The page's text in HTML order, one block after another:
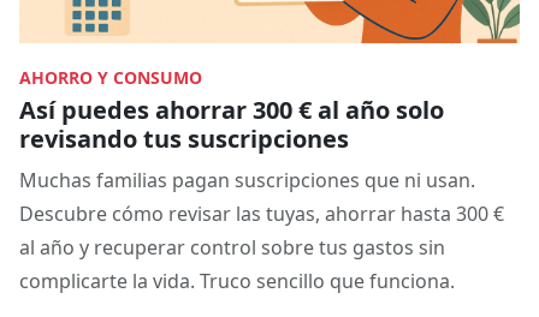
AHORRO Y CONSUMO
Así puedes ahorrar 300 € al año solo
revisando tus suscripciones
Muchas familias pagan suscripciones que ni usan.
Descubre cómo revisar las tuyas, ahorrar hasta 300 €
al año y recuperar control sobre tus gastos sin
complicarte la vida. Truco sencillo que funciona.